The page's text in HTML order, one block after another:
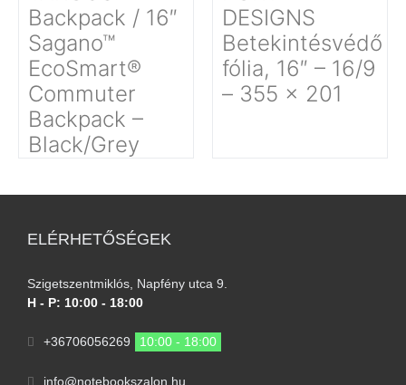
Backpack / 16″
Sagano™
EcoSmart®
Commuter
Backpack –
Black/Grey
DESIGNS
Betekintésvédő
fólia, 16″ – 16/9
– 355 x 201
ELÉRHETŐSÉGEK
Szigetszentmiklós, Napfény utca 9.
H - P: 10:00 - 18:00
+36706056269 10:00 - 18:00
info@notebookszalon.hu